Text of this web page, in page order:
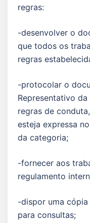
regras:
-desenvolver o
que todos os
regras
-protocolar o
Representativo
regras de
esteja expressa
da categoria;
-fornecer aos
regulamento
-dispor uma cópia
para consultas;